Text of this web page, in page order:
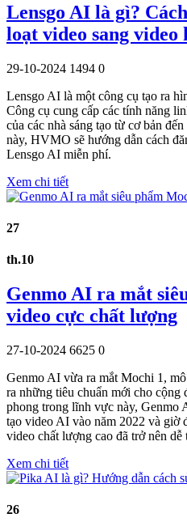
Lensgo AI là gì?
loạt video sang video
29-10-2024 1494 0
Lensgo AI là một công cụ tạo ra
Công cụ cung cấp các tính năng
của các nhà sáng tạo từ cơ bản
này, HVMO sẽ hướng dẫn cách
Lensgo AI miễn phí.
Xem chi tiết
27
th.10
Genmo AI ra mắt
video cực chất lượng
27-10-2024 6625 0
Genmo AI vừa ra mắt Mochi 1,
ra những tiêu chuẩn mới cho cộng
phong trong lĩnh vực này, Genmo
tạo video AI vào năm 2022 và giờ
video chất lượng cao đã trở nên
Xem chi tiết
26